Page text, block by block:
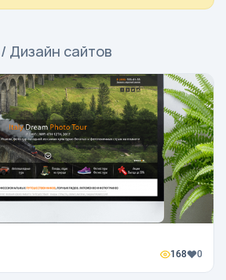
/ Дизайн сайтов
168 0